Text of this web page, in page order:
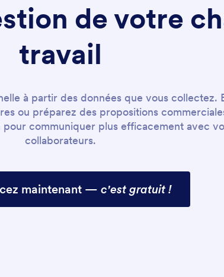
de votre
travail
à partir des données que vous collectez.
ou préparez des propositions
communiquer plus efficacement avec
collaborateurs.
maintenant — c'est gratuit !